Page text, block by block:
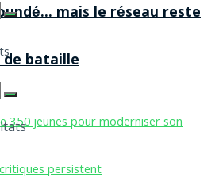
mais le réseau reste
de bataille